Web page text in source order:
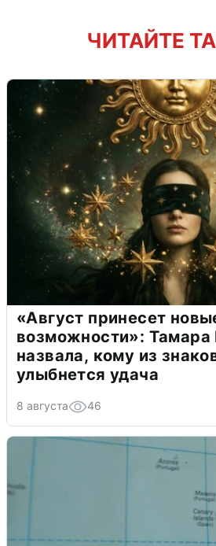
ЧИТАЙТЕ
«Август принесет
возможности»: Тамара
назвала, кому из
улыбнется удача
8 августа 46